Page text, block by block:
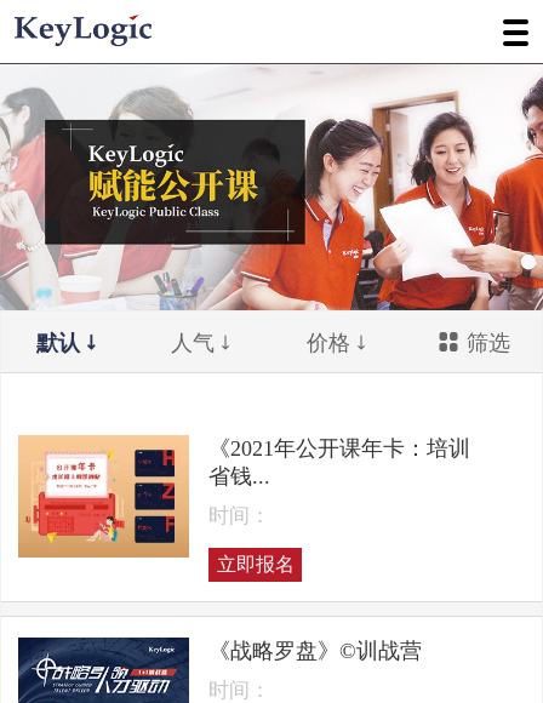
默认 人气 价格 筛选
《2021年公开课年卡：培训
省钱...
时间：
立即报名
《战略罗盘》©训战营
时间：